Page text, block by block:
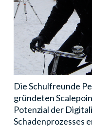
Die Schulfreunde
gründeten
Potenzial der
Schadenprozesses